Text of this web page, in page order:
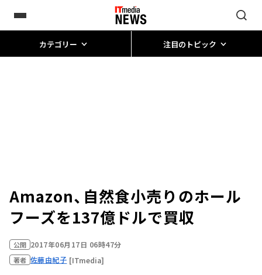
カテゴリー 注目のトピック
Amazon、自然食小売りのホール
フーズを137億ドルで買収
公開 2017年06月17日 06時47分
著者 佐藤由紀子 [ITmedia]